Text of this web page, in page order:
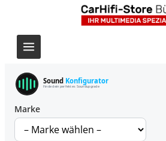
Sound Konfigurator
Finde dein perfektes Soundupgrade
Marke